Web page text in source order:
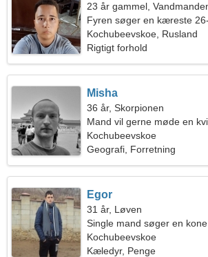
23 år gammel,
Fyren søger en kæreste
Kochubeevskoe, Rusland
Rigtigt forhold
Misha
36 år, Skorpionen
Mand vil gerne møde en
Kochubeevskoe
Geografi, Forretning
Egor
31 år, Løven
Single mand søger en kone
Kochubeevskoe
Kæledyr, Penge